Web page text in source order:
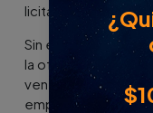
licitaciones.
Sin embargo, la
la oferta de
ventajas
empresas.